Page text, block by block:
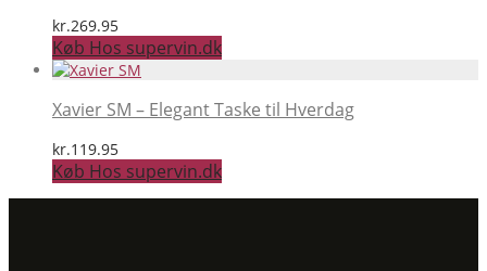
kr.269.95
Køb Hos supervin.dk
Xavier SM – Elegant Taske til Hverdag
kr.119.95
Køb Hos supervin.dk